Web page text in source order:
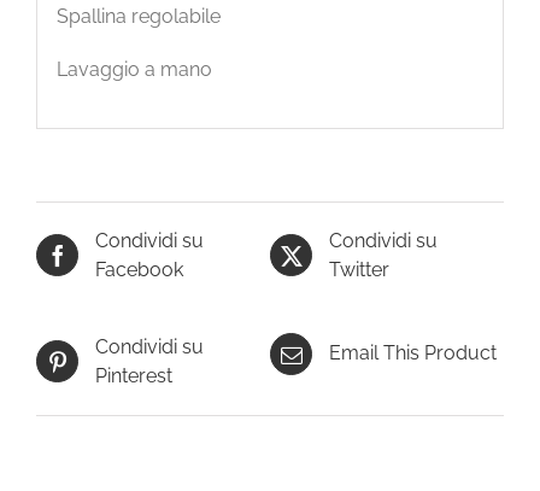
Spallina regolabile
Lavaggio a mano
Condividi su
Facebook
Condividi su
Twitter
Condividi su
Pinterest
Email This Product